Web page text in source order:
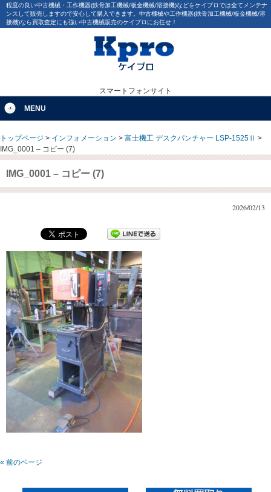
程度の良い中古機械・工作機器(鉄骨加工機械/板金機械/溶接機)などをケイプロでは全てメンテナ
ンスして販売しますので安心して購入できます。中古機械や工作機器(鉄骨加工機械/板金機械/溶
接機)なら買取査定にも強い中古機械販売のケイプロにお任せ！
スマートフォンサイト
MENU
トップページ > インフォメーション > 富士機工 デスクパンチャー LSP-1525Ⅱ >
IMG_0001 – コピー (7)
IMG_0001 – コピー (7)
2026/02/13
« 前のページ